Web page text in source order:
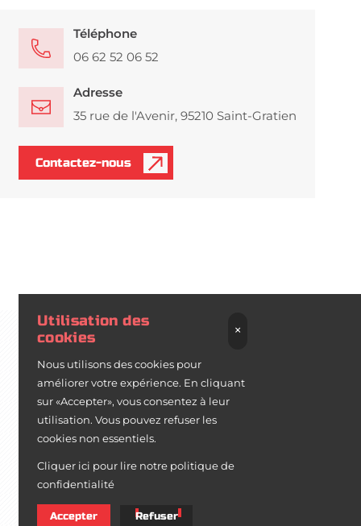
Téléphone
06 62 52 06 52
Adresse
35 rue de l'Avenir, 95210 Saint-Gratien
Contactez-nous
Utilisation des
cookies
×
Nous utilisons des cookies pour
améliorer votre expérience. En cliquant
sur «Accepter», vous consentez à leur
utilisation. Vous pouvez refuser les
cookies non essentiels.
Cliquer ici pour lire notre politique de
confidentialité
Accepter Refuser
à propos de Maximoferta
Maximoferta est une entreprise spécialisée dans la
fabrication, la fourniture et l’installation de menuiseries
aluminium & PVCen France.
Notre expertise couvre un large éventail de produits :
fenêtres aluminium, portes-fenêtres, portes d’entrée, volets
roulants motorisés, volets battants, portails, portillons et
Grâce à notre équipe de serruriers et menuisiers poseurs,
nous assurons la pose, la rénovation et le dépannage de